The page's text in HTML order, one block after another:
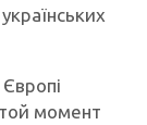
той момент